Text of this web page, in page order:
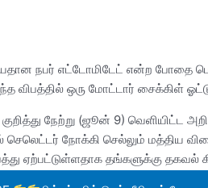
நபர் எட்டோமிடேட் என்ற போதை
விபத்தில் ஒரு மோட்டார் சைக்கிள்
நேற்று (ஜூன் 9) வெளியிட்ட
செலெட்டர் நோக்கி செல்லும் மத்திய
ஏற்பட்டுள்ளதாக தங்களுக்கு தகவல்